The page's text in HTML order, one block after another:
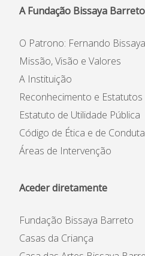
A Fundação Bissaya Barreto
O Patrono: Fernando
Missão, Visão e Valores
A Instituição
Reconhecimento e Estatutos
Estatuto de Utilidade Pública
Código de Ética e de Conduta
Áreas de Intervenção
Aceder diretamente
Fundação Bissaya Barreto
Casas da Criança